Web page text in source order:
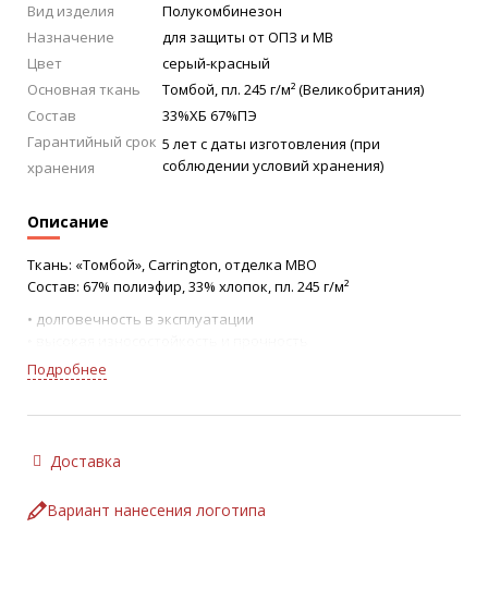
Описание
Ткань: «Томбой», Carrington, отделка МВО
Состав: 67% полиэфир, 33% хлопок, пл. 245 г/м²
• долговечность в эксплуатации
• стойкость к промышленным стиркам
• стойкость цвета, отсутствие пиллинга
Полукомбинезон:
контакт
пуговицах
• боковые карманы с наклонным входом
Вид изделия
Полукомбинезон
Назначение
для защиты от ОПЗ и МВ
Цвет
серый-красный
Основная ткань
Томбой, пл. 245 г/м² (Великобритания)
Состав
33%ХБ 67%ПЭ
Гарантийный срок
хранения
5 лет с даты изготовления (при
соблюдении условий хранения)
Подробнее
Доставка
Вариант нанесения логотипа